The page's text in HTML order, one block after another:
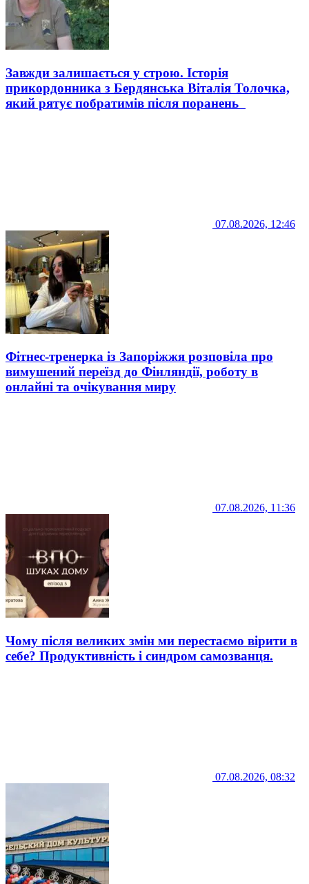
Завжди залишається у строю. Історія
прикордонника з Бердянська Віталія Толочка,
який рятує побратимів після поранень
07.08.2026, 12:46
Фітнес-тренерка із Запоріжжя розповіла про
вимушений переїзд до Фінляндії, роботу в
онлайні та очікування миру
07.08.2026, 11:36
Чому після великих змін ми перестаємо вірити в
себе? Продуктивність і синдром самозванця.
07.08.2026, 08:32